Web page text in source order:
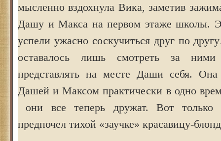
мысленно вздохнула Вика, заметив
Дашу и Макса на первом этаже школы.
успели ужасно соскучиться друг по
оставалось лишь смотреть за
представлять на месте Даши себя. Она
Дашей и Максом практически в одно
они все теперь дружат. Вот только
предпочел тихой «заучке» красавицу-